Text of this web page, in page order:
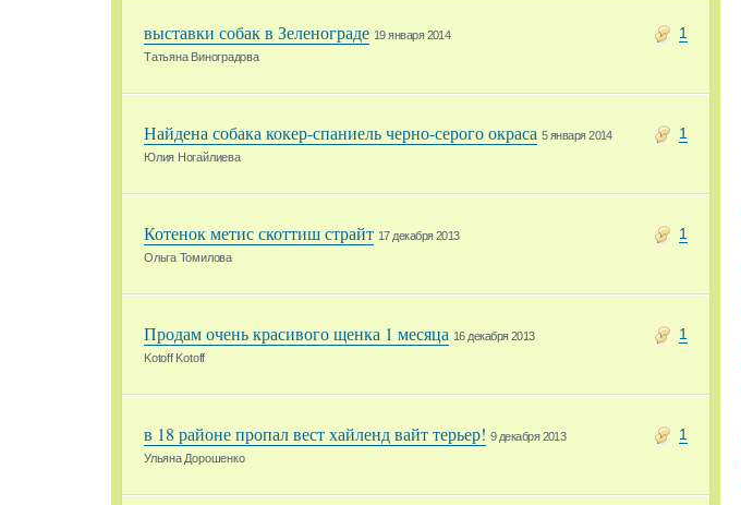
1
выставки собак в Зеленограде 19 января 2014
Татьяна Виноградова
1
Найдена собака кокер-спаниель черно-серого окраса 5 января 2014
Юлия Ногайлиева
1
Котенок метис скоттиш страйт 17 декабря 2013
Ольга Томилова
1
Продам очень красивого щенка 1 месяца 16 декабря 2013
Kotoff Kotoff
1
в 18 районе пропал вест хайленд вайт терьер! 9 декабря 2013
Ульяна Дорошенко